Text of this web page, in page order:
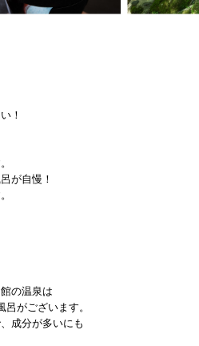
！
が自慢！
の温泉は
がございます。
成分が多いにも